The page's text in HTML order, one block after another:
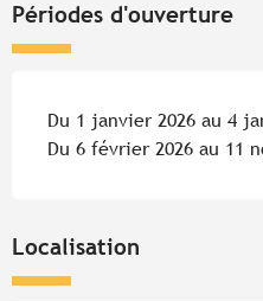
Périodes d'ouverture
Du 1 janvier 2026 au 4
Du 6 février 2026 au 11
Localisation